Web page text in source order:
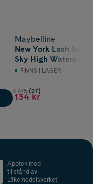
Maybelline
New York Lash
Sky High
Very Black
FINNS I LAGER
4.4/5 (27)
134 kr
Apotek med
tillstånd av
Läkemedelsverket